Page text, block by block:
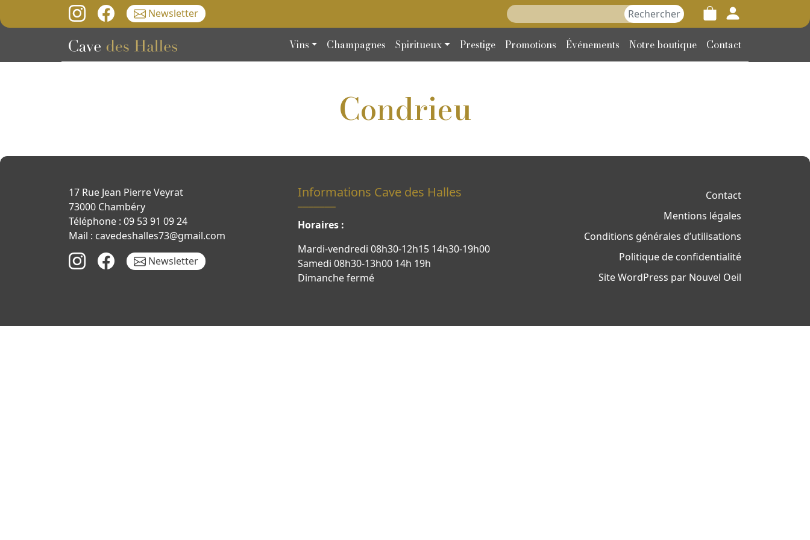
Newsletter
Rechercher :
Vins Champagnes Spiritueux Prestige Promotions Événements Notre boutique Contact
Condrieu
17 Rue Jean Pierre Veyrat
73000 Chambéry
Téléphone : 09 53 91 09 24
Mail : cavedeshalles73@gmail.com
Newsletter
Informations Cave des Halles
Horaires :
Mardi-vendredi 08h30-12h15 14h30-19h00
Samedi 08h30-13h00 14h 19h
Dimanche fermé
Contact
Mentions légales
Conditions générales d’utilisations
Politique de confidentialité
Site WordPress par Nouvel Oeil